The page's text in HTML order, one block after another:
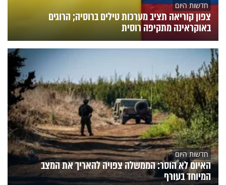
חדשות היום
צפון קוריאה תציב מערכות טילים ברוסיה; הרוגים
באוקראינה מתקיפה רוסית
חדשות היום
האיום לא הוסר: הממשלה צפויה להאריך את המצב
המיוחד בעורף